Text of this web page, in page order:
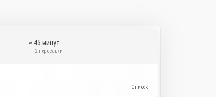
≈ 45 минут
2 пересадки